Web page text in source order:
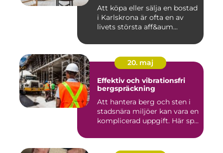
Att köpa eller sälja en bostad
i Karlskrona är ofta en av
livets största aff&aum...
20. maj
Effektiv och vibrationsfri
bergspräckning
Att hantera berg och sten i
stadsnära miljöer kan vara en
komplicerad uppgift. Här sp...